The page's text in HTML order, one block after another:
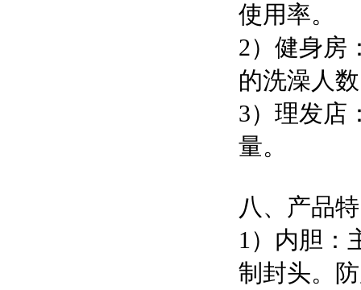
使用率。
2）健身房
的洗澡人
3）理发店
量。
八、产品
1）内胆：
制封头。